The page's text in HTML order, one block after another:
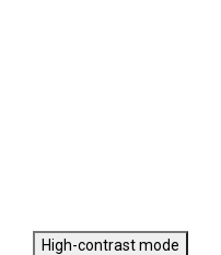
High-contrast mode